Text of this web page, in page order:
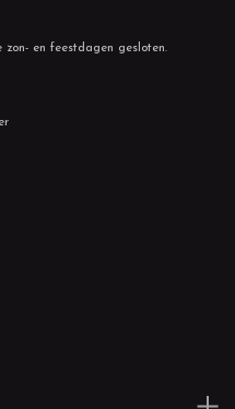
en feestdagen gesloten.